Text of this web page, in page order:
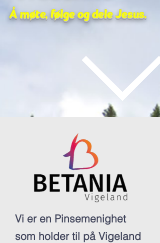
Å møte, følge og dele Jesus.
Vi er en Pinsemenighet
som holder til på Vigeland